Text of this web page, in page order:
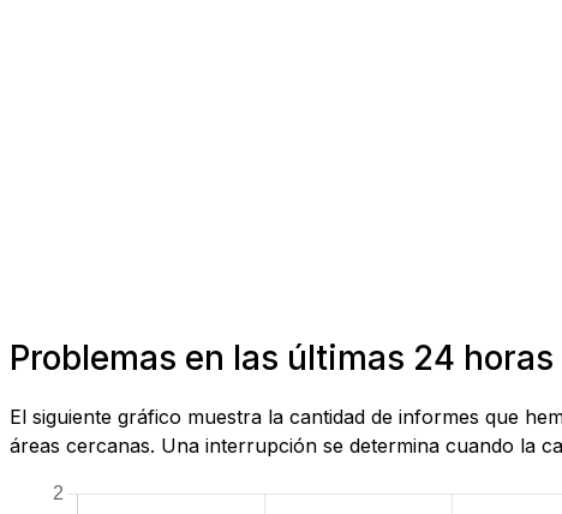
Problemas en las últimas 24
El siguiente gráfico muestra la cantidad de informes que
áreas cercanas. Una interrupción se determina cuando la